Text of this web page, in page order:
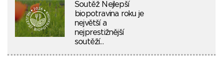
Soutěž Nejlepší
biopotravina roku je
největší a
nejprestižnější
soutěží…